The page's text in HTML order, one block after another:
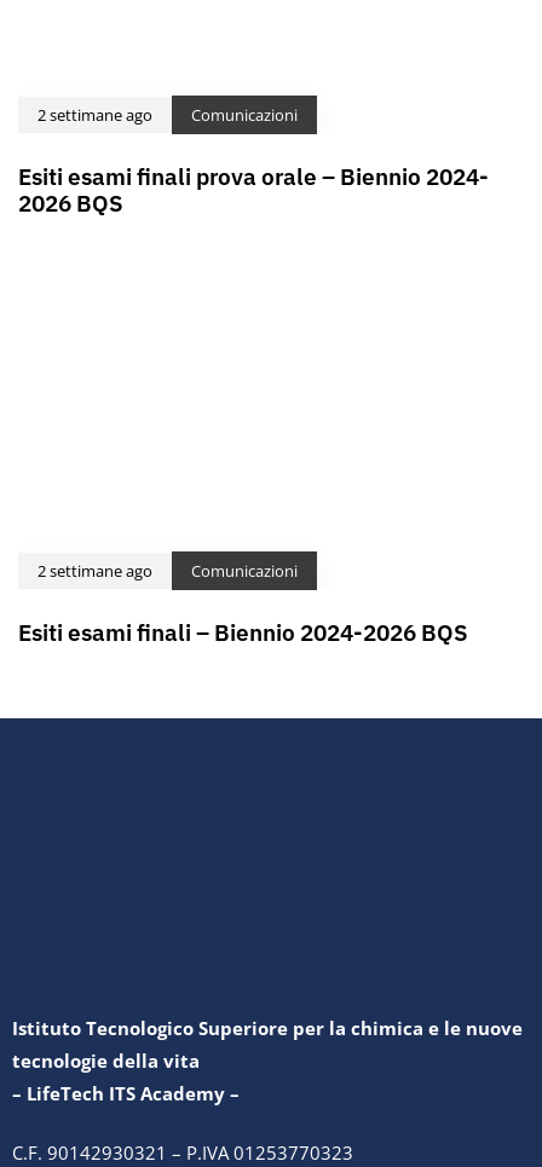
2 settimane ago Comunicazioni
Esiti esami finali prova orale – Biennio 2024-
2026 BQS
2 settimane ago Comunicazioni
Esiti esami finali – Biennio 2024-2026 BQS
Istituto Tecnologico Superiore per la chimica e le nuove
tecnologie della vita
– LifeTech ITS Academy –
C.F. 90142930321 – P.IVA 01253770323